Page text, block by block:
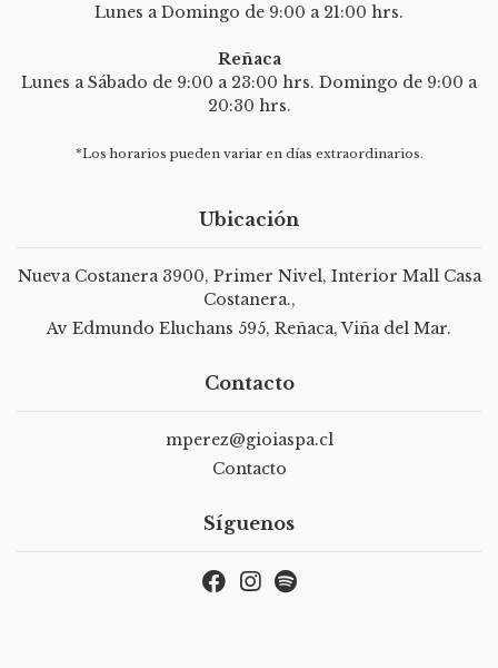
Lunes a Domingo de 9:00 a 21:00 hrs.
Reñaca
Lunes a Sábado de 9:00 a 23:00 hrs. Domingo de 9:00 a
20:30 hrs.
*Los horarios pueden variar en días extraordinarios.
Ubicación
Nueva Costanera 3900, Primer Nivel, Interior Mall Casa
Costanera.,
Av Edmundo Eluchans 595, Reñaca, Viña del Mar.
Contacto
mperez@gioiaspa.cl
Contacto
Síguenos